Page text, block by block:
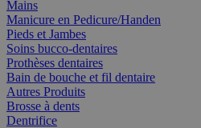
Mains
Manicure en Pedicure/Handen
Pieds et Jambes
Soins bucco-dentaires
Prothèses dentaires
Bain de bouche et fil dentaire
Autres Produits
Brosse à dents
Dentrifice